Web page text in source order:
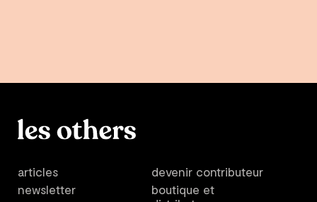
articles
newsletter
devenir contributeur
boutique et